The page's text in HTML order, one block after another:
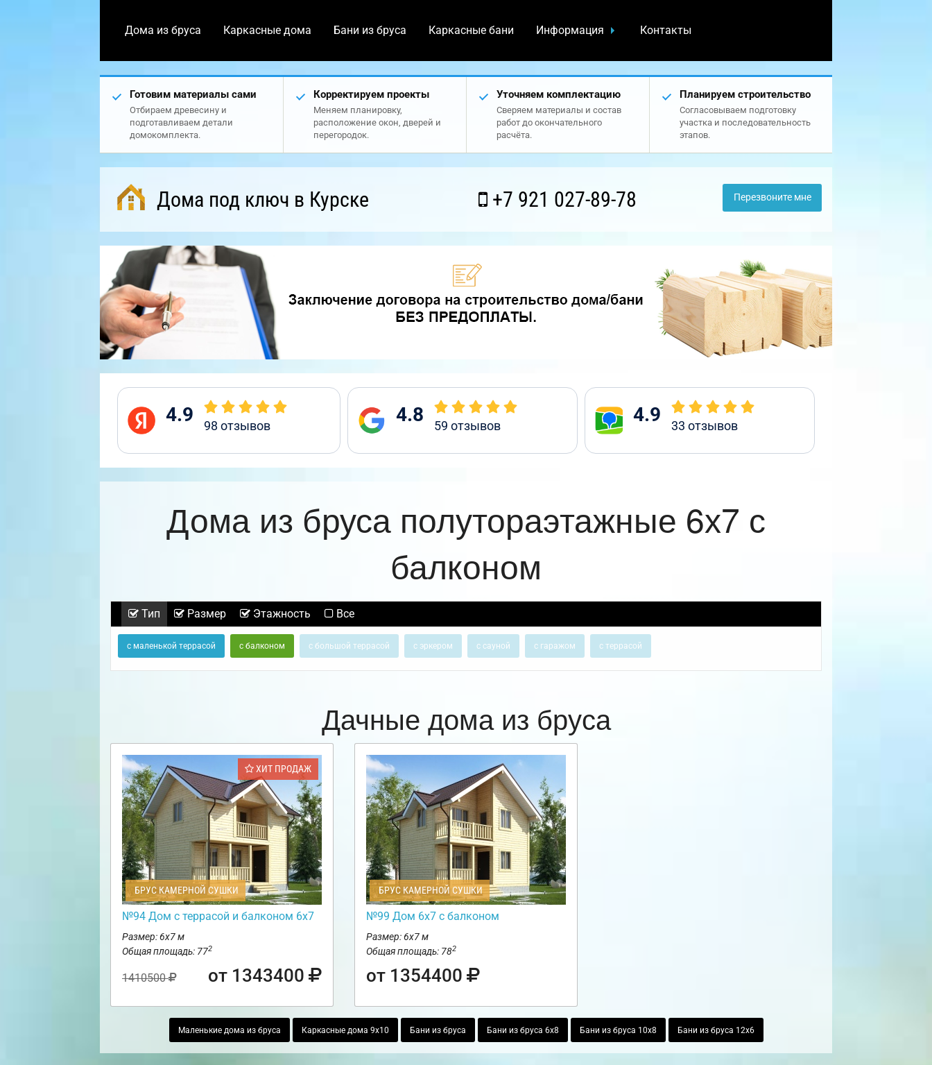
Дома из бруса Каркасные дома Бани из бруса Каркасные бани Информация Контакты
Готовим материалы сами
Отбираем древесину и
подготавливаем детали
домокомплекта.
Корректируем проекты
Меняем планировку,
расположение окон, дверей и
перегородок.
Уточняем комплектацию
Сверяем материалы и состав
работ до окончательного
расчёта.
Планируем строительство
Согласовываем подготовку
участка и последовательность
этапов.
Дома под ключ в Курске +7 921 027-89-78 Перезвоните мне
4.9 98 отзывов 4.8 59 отзывов 4.9 33 отзывов
Дома из бруса полутораэтажные 6х7 с
балконом
Тип Размер Этажность Все
с маленькой террасой с балконом с большой террасой с эркером с сауной с гаражом с террасой
Дачные дома из бруса
ХИТ ПРОДАЖ
БРУС КАМЕРНОЙ СУШКИ
№94 Дом с террасой и балконом 6х7
Размер: 6х7 м
Общая площадь: 772
1410500 от 1343400
БРУС КАМЕРНОЙ СУШКИ
№99 Дом 6х7 с балконом
Размер: 6х7 м
Общая площадь: 782
от 1354400
Маленькие дома из бруса Каркасные дома 9х10 Бани из бруса Бани из бруса 6х8 Бани из бруса 10х8 Бани из бруса 12х6